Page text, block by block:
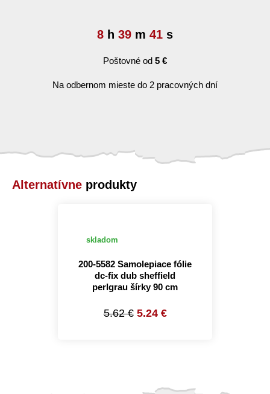
8 h 39 m 41 s
Poštovné od 5 €
Na odbernom mieste do 2 pracovných dní
Alternatívne produkty
skladom
200-5582 Samolepiace fólie
dc-fix dub sheffield
perlgrau šírky 90 cm
5.62 € 5.24 €